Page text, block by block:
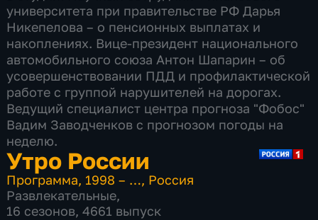
университета при правительстве РФ Дарья
Никепелова – о пенсионных выплатах и
накоплениях. Вице-президент национального
автомобильного союза Антон Шапарин – об
усовершенствовании ПДД и профилактической
работе с группой нарушителей на дорогах.
Ведущий специалист центра прогноза "Фобос"
Вадим Заводченков с прогнозом погоды на
неделю.
Утро России
Программа, 1998 – …, Россия
Развлекательные,
16 сезонов, 4661 выпуск